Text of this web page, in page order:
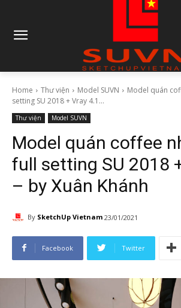
Home Thư viện Model SUVN
Model quán
setting SU 2018 + Vray 4.1...
Thư viện Model SUVN
Model quán coffee
full setting SU 2018
– by Xuân Khánh
By SketchUp Vietnam 23/01/2021
Facebook Twitter